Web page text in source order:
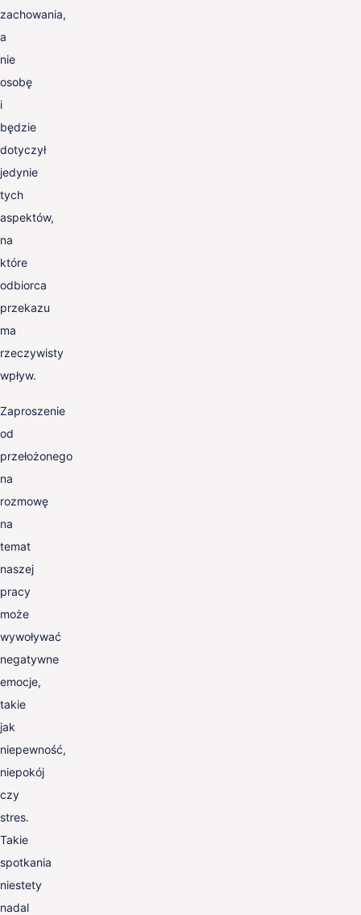
zachowania,
a
nie
osobę
i
będzie
dotyczył
jedynie
tych
aspektów,
na
które
odbiorca
przekazu
ma
rzeczywisty
wpływ.
Zaproszenie
od
przełożonego
na
rozmowę
na
temat
naszej
pracy
może
wywoływać
negatywne
emocje,
takie
jak
niepewność,
niepokój
czy
stres.
Takie
spotkania
niestety
nadal